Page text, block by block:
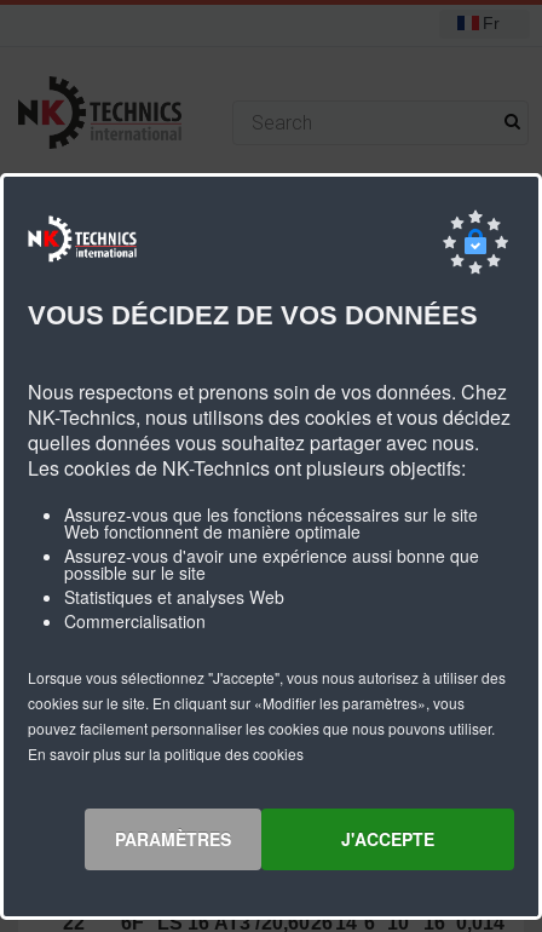
Fr
+31 (0) 314 393751
AT3 poulies
Poulies AT3 courroie dentée largeur 6mm
Poulies AT3 Courroie Dentée Largeur
6mm
Nombre
de
dents
TypeDescription
l'article
Diamètre
15 6F
LS 16 AT3 /
15-2
13,911710 4 10 16 0,007
16 6F
LS 16 AT3 /
16-2
14,871810 4 10 16 0,008
18-2
6F
LS 16 AT3 /18,692414 4 10 16 0,012
22 6F
LS 16 AT3 /20,602614 6 10 16 0,014
VOUS DÉCIDEZ DE VOS DONNÉES
Nous respectons et prenons soin de vos données. Chez
NK-Technics, nous utilisons des cookies et vous décidez
quelles données vous souhaitez partager avec nous.
Les cookies de NK-Technics ont plusieurs objectifs:
Assurez-vous que les fonctions nécessaires sur le site
Web fonctionnent de manière optimale
Assurez-vous d'avoir une expérience aussi bonne que
possible sur le site
Statistiques et analyses Web
Commercialisation
Lorsque vous sélectionnez "J'accepte", vous nous autorisez à utiliser des
cookies sur le site. En cliquant sur «Modifier les paramètres», vous
pouvez facilement personnaliser les cookies que nous pouvons utiliser.
En savoir plus sur la politique des cookies
J'ACCEPTE
PARAMÈTRES